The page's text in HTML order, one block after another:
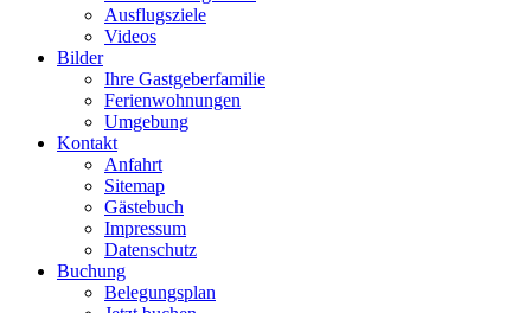
Ausflugsziele
Videos
Bilder
Ihre Gastgeberfamilie
Ferienwohnungen
Umgebung
Kontakt
Anfahrt
Sitemap
Gästebuch
Impressum
Datenschutz
Buchung
Belegungsplan